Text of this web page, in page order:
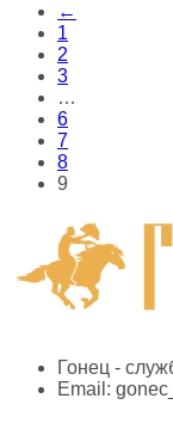
←
1
2
3
…
6
7
8
9
Гонец -
Email: